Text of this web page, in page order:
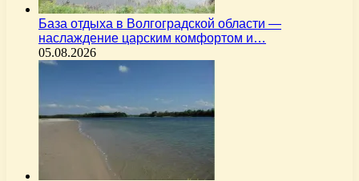
База отдыха в Волгоградской области —
наслаждение царским комфортом и…
05.08.2026